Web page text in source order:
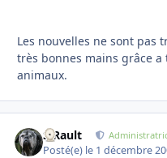
Les nouvelles ne sont pas
très bonnes mains grâce
animaux.
S.Rault
Posté(e) le 1 décembre